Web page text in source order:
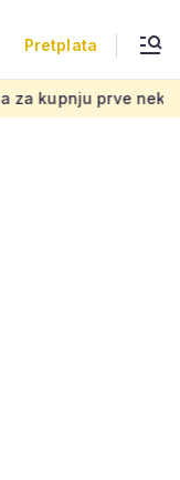
Pretplata
prve